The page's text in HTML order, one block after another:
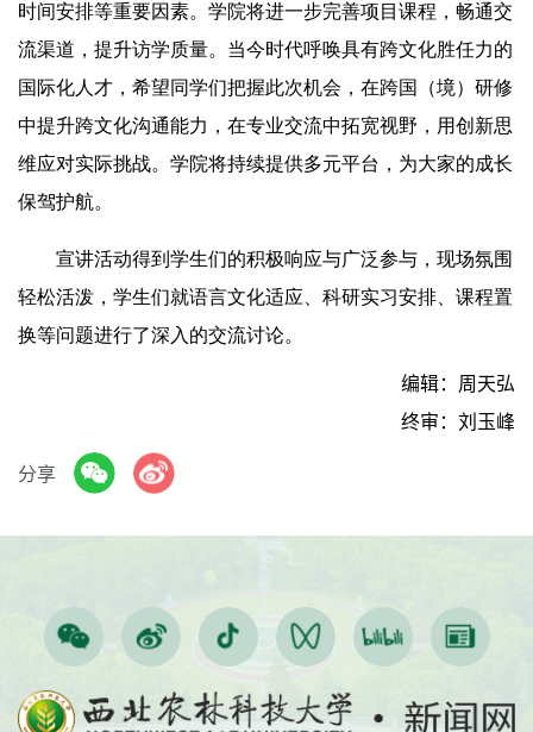
时间安排等重要因素。学院将进一步完善项目课程，畅通交
流渠道，提升访学质量。当今时代呼唤具有跨文化胜任力的
国际化人才，希望同学们把握此次机会，在跨国（境）研修
中提升跨文化沟通能力，在专业交流中拓宽视野，用创新思
维应对实际挑战。学院将持续提供多元平台，为大家的成长
保驾护航。
宣讲活动得到学生们的积极响应与广泛参与，现场氛围
轻松活泼，学生们就语言文化适应、科研实习安排、课程置
换等问题进行了深入的交流讨论。
编辑：周天弘
终审：刘玉峰
分享